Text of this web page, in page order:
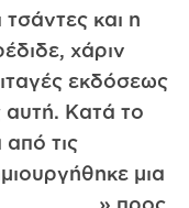
τσάντες και η
χάριν
εκδόσεως
αυτή. Κατά το
από τις
μια
______» προς